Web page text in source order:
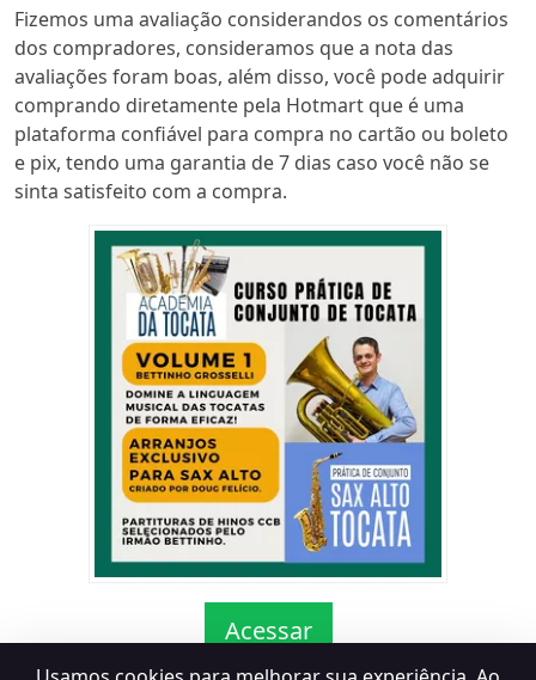
Fizemos uma avaliação considerandos os comentários
dos compradores, consideramos que a nota das
avaliações foram boas, além disso, você pode adquirir
comprando diretamente pela Hotmart que é uma
plataforma confiável para compra no cartão ou boleto
e pix, tendo uma garantia de 7 dias caso você não se
sinta satisfeito com a compra.
Acessar